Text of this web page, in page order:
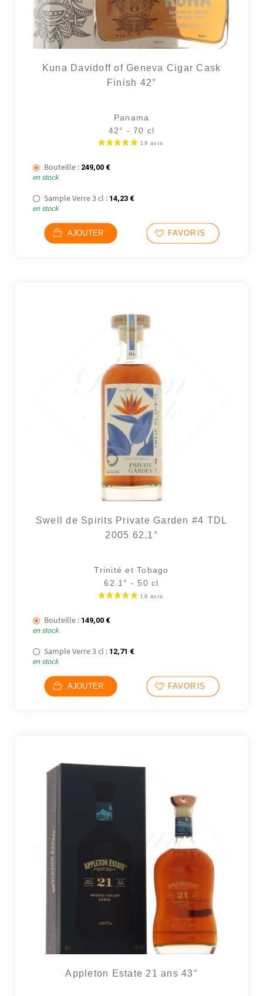
Kuna Davidoff of Geneva Cigar Cask
Finish 42°
Panama
42° - 70 cl
Bouteille : 249,00 €
en stock
Sample Verre 3 cl : 14,23 €
en stock
AJOUTER FAVORIS
Swell de Spirits Private Garden #4 TDL
2005 62,1°
Trinité et Tobago
62.1° - 50 cl
Bouteille : 149,00 €
en stock
Sample Verre 3 cl : 12,71 €
en stock
AJOUTER FAVORIS
Appleton Estate 21 ans 43°